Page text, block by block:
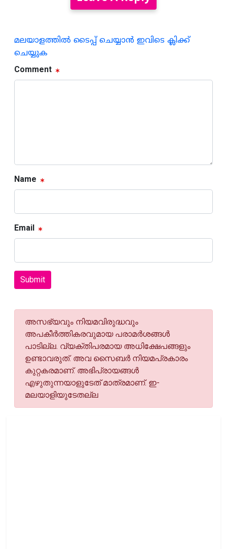
മലയാളത്തില്‍ ടൈപ്പ് ചെയ്യാന്‍ ഇവിടെ ക്ലിക്ക്
ചെയ്യുക
Comment
Name
Email
Submit
അസഭ്യവും നിയമവിരുദ്ധവും
അപകീര്‍ത്തികരവുമായ പരാമര്‍ശങ്ങള്‍
പാടില്ല. വ്യക്തിപരമായ അധിക്ഷേപങ്ങളും
ഉണ്ടാവരുത്. അവ സൈബര്‍ നിയമപ്രകാരം
കുറ്റകരമാണ്. അഭിപ്രായങ്ങള്‍
എഴുതുന്നയാളുടേത് മാത്രമാണ്. ഇ-
മലയാളിയുടേതല്ല